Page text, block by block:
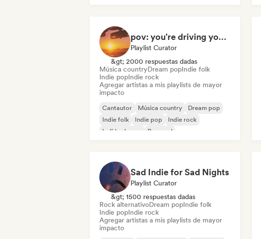
pov: you're driving your car alone and it's golden hour
Playlist Curator
&gt; 2000 respuestas dadas
Música countryDream popIndie folk
Indie popIndie rock
Agregar artistas a mis playlists de mayor
impacto
Cantautor Música country
Dream pop
Indie folk
Indie pop
Indie rock
Lofi bedroom
Pop soul
Sad Indie for Sad Nights
Playlist Curator
&gt; 1500 respuestas dadas
Rock alternativoDream popIndie folk
Indie popIndie rock
Agregar artistas a mis playlists de mayor
impacto